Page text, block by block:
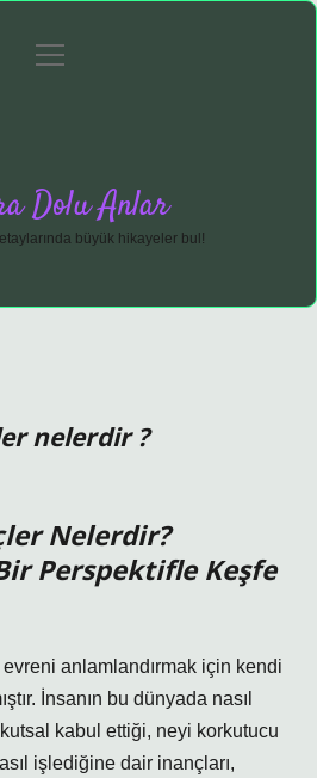
Politikası
menüyü
Dolu Anlar
büyük hikayeler bul!
nelerdir ?
Nelerdir?
Perspektifle Keşfe
evreni anlamlandırmak için kendi
İnsanın bu dünyada nasıl
kabul ettiği, neyi korkutucu
işlediğine dair inançları,